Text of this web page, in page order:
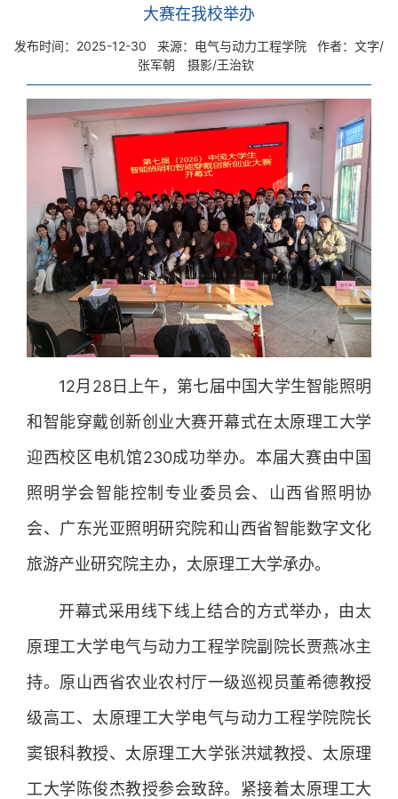
大赛在我校举办
发布时间：2025-12-30 来源：电气与动力工程学院
作者：文字/
张军朝 摄影/王治钦
12月28日上午，第七届中国大学生智能照明
和智能穿戴创新创业大赛开幕式在太原理工大学
迎西校区电机馆230成功举办。本届大赛由中国
照明学会智能控制专业委员会、山西省照明协
会、广东光亚照明研究院和山西省智能数字文化
旅游产业研究院主办，太原理工大学承办。
开幕式采用线下线上结合的方式举办，由太
原理工大学电气与动力工程学院副院长贾燕冰主
持。原山西省农业农村厅一级巡视员董希德教授
级高工、太原理工大学电气与动力工程学院院长
窦银科教授、太原理工大学张洪斌教授、太原理
工大学陈俊杰教授参会致辞。紧接着太原理工大